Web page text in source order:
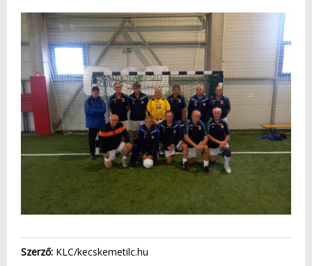
Szerző: KLC/kecskemetilc.hu